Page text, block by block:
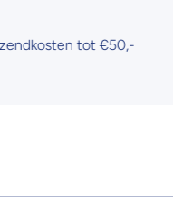
tot €50,-